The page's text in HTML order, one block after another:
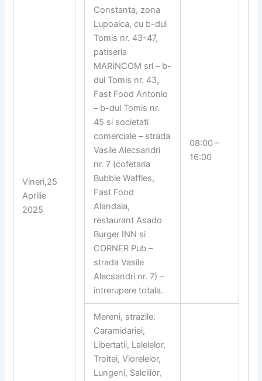
Vineri,25
Aprilie
2025
Constanta, zona
Lupoaica, cu b-dul
Tomis nr. 43-47,
patiseria
MARINCOM srl – b-
dul Tomis nr. 43,
Fast Food Antonio
– b-dul Tomis nr.
45 si societati
comerciale – strada
Vasile Alecsandri
nr. 7 (cofetaria
Bubble Waffles,
Fast Food
Alandala,
restaurant Asado
Burger INN si
CORNER Pub –
strada Vasile
Alecsandri nr. 7) –
intrerupere totala.
08:00 –
16:00
Mereni, strazile:
Caramidariei,
Libertatii, Lalelelor,
Troitei, Viorelelor,
Lungeni, Salciilor,